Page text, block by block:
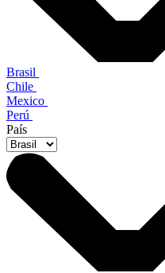
Brasil
Chile
Mexico
Perú
País